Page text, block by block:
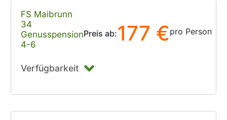
FS Maibrunn
34
Genusspension
4-6
Preis ab:177 €pro Person
Verfügbarkeit